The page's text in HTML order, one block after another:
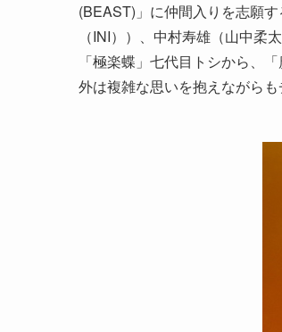
(BEAST)」に仲間入りを志願
（INI））、中村寿雄（山中柔
「極楽蝶」七代目トシから、
外は複雑な思いを抱えながら